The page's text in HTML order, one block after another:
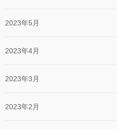
2023年5月
2023年4月
2023年3月
2023年2月